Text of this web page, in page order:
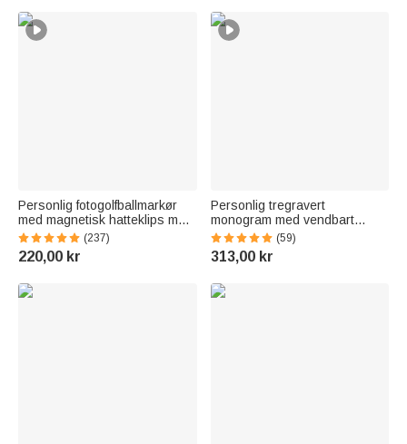
Personlig fotogolfballmarkør
med magnetisk hatteklips med
navn Bursdag farsdagsgave til
golfelsker
(237)
220,00 kr
Personlig tregravert
monogram med vendbart
skjærebrett for ost og
charcuteri med grep laget i
USA Husoppvarmingsgave til
(59)
313,00 kr